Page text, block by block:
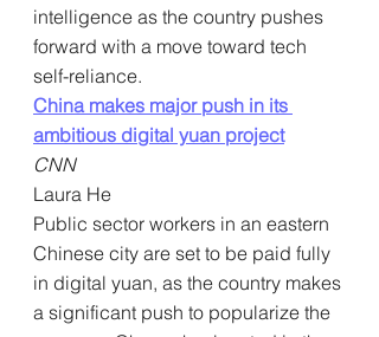
intelligence as the country pushes
forward with a move toward tech
self-reliance.
China makes major push in its
ambitious digital yuan project
CNN
Laura He
Public sector workers in an eastern
Chinese city are set to be paid fully
in digital yuan, as the country makes
a significant push to popularize the